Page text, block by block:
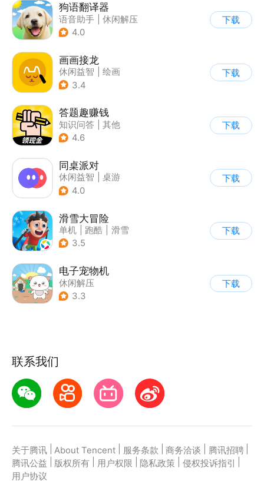
狗语翻译器
语音助手
休闲解压
4.0
下载
画画接龙
休闲益智
绘画
3.4
下载
答题趣赚钱
知识问答
其他
| 休闲解压
4.6
下载
同桌派对
休闲益智
桌游
| 派对游戏
4.0
下载
滑雪大冒险
单机 跑酷
滑雪
| 游道易
3.5
下载
电子宠物机
休闲解压
3.3
下载
联系我们
关于腾讯 About Tencent 服务条款 商务洽谈 腾讯招聘
腾讯公益
版权所有 用户权限 隐私政策 侵权投诉指引
用户协议